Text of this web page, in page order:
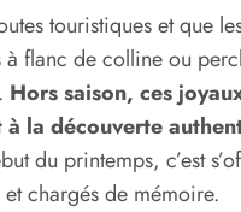
touristiques et que
flanc de colline ou
Hors saison, ces
la découverte
du printemps, c’est
chargés de mémoire.